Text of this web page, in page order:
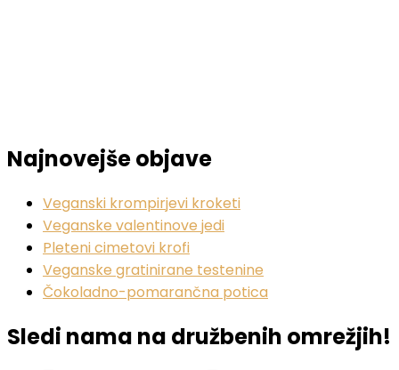
Najnovejše objave
Veganski krompirjevi kroketi
Veganske valentinove jedi
Pleteni cimetovi krofi
Veganske gratinirane testenine
Čokoladno-pomarančna potica
Sledi nama na družbenih omrežjih!